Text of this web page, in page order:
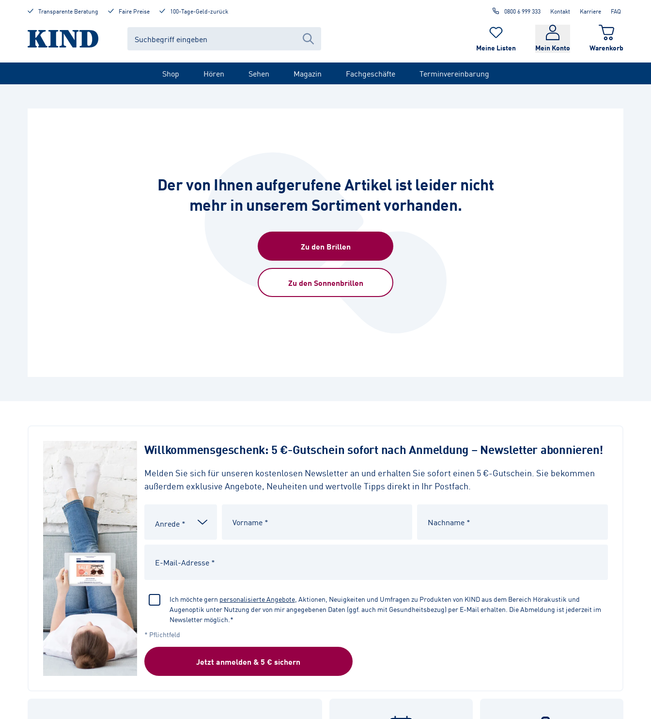
Transparente Beratung Faire Preise 100-Tage-Geld-zurück 0800 6 999 333 Kontakt Karriere FAQ
Meine Listen Mein Konto Warenkorb
Shop Hören Sehen Magazin Fachgeschäfte Terminvereinbarung
Der von Ihnen aufgerufene Artikel ist leider nicht
mehr in unserem Sortiment vorhanden.
Zu den Brillen
Zu den Sonnenbrillen
Willkommensgeschenk: 5 €-Gutschein sofort nach Anmeldung – Newsletter abonnieren!
Melden Sie sich für unseren kostenlosen Newsletter an und erhalten Sie sofort einen 5 €-Gutschein. Sie bekommen
außerdem exklusive Angebote, Neuheiten und wertvolle Tipps direkt in Ihr Postfach.
Ich möchte gern personalisierte Angebote, Aktionen, Neuigkeiten und Umfragen zu Produkten von KIND aus dem Bereich Hörakustik und
Augenoptik unter Nutzung der von mir angegebenen Daten (ggf. auch mit Gesundheitsbezug) per E-Mail erhalten. Die Abmeldung ist jederzeit im
Newsletter möglich.*
* Pflichtfeld
Jetzt anmelden & 5 € sichern